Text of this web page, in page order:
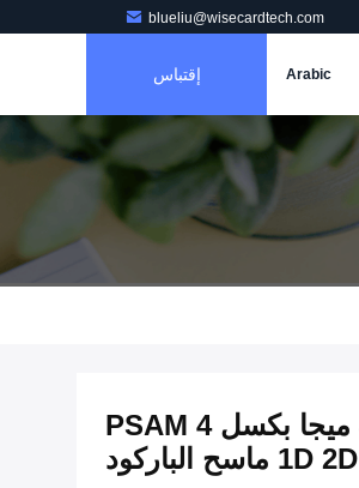
blueliu@wisecardtech.com
Arabic إقتباس
كاميرا مزدوجة الطرفية الذكية لنقاط البيع 8 ميجا بكسل 4 PSAM
1D 2D ماسح الباركود